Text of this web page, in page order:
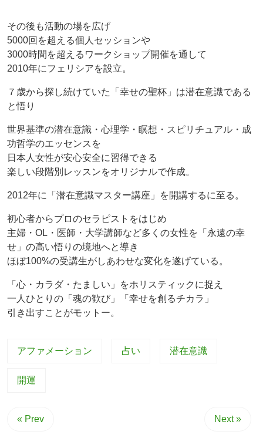
その後も活動の場を広げ
5000回を超える個人セッションや
3000時間を超えるワークショップ開催を通して
2010年にフェリシアを設立。
７歳から探し続けていた「幸せの聖杯」は潜在意識である
と悟り
世界基準の潜在意識・心理学・瞑想・スピリチュアル・成
功哲学のエッセンスを
日本人女性が安心安全に習得できる
楽しい段階別レッスンをオリジナルで作成。
2012年に「潜在意識マスター講座」を開講するに至る。
初心者からプロのセラピストをはじめ
主婦・OL・医師・大学講師など多くの女性を「永遠の幸
せ」の高い悟りの境地へと導き
ほぼ100%の受講生がしあわせな変化を遂げている。
「心・カラダ・たましい」をホリスティックに捉え
一人ひとりの「魂の歓び」「幸せを創るチカラ」
引き出すことがモットー。
アファメーション 占い 潜在意識
開運
« Prev Next »